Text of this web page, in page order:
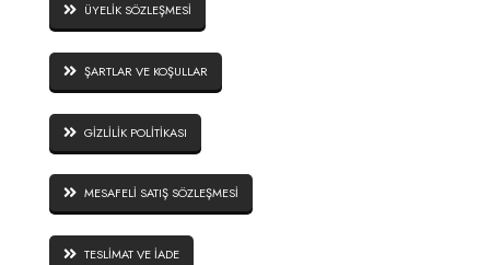
ÜYELİK SÖZLEŞMESİ
ŞARTLAR VE KOŞULLAR
GİZLİLİK POLİTİKASI
MESAFELİ SATIŞ SÖZLEŞMESİ
TESLİMAT VE İADE